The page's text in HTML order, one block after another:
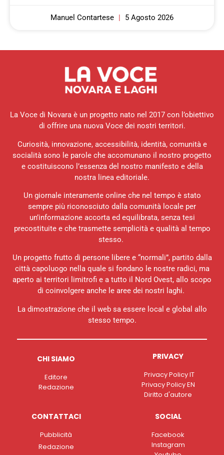
Manuel Contartese 5 Agosto 2026
La Voce di Novara è un progetto nato nel 2017 con l’obiettivo
di offrire una nuova Voce dei nostri territori.
Curiosità, innovazione, accessibilità, identità, comunità e
socialità sono le parole che accomunano il nostro progetto
e costituiscono l’essenza del nostro manifesto e della
nostra linea editoriale.
Un giornale interamente online che nel tempo è stato
sempre più riconosciuto dalla comunità locale per
un’informazione accorta ed equilibrata, senza tesi
precostituite e che trasmette semplicità e qualità al tempo
stesso.
Un progetto frutto di persone libere e “normali”, partito dalla
città capoluogo nella quale si fondano le nostre radici, ma
aperto ai territori limitrofi e a tutto il Nord Ovest, allo scopo
di coinvolgere anche le aree dei nostri laghi.
La dimostrazione che il web sa essere local e global allo
stesso tempo.
CHI SIAMO
Editore
Redazione
PRIVACY
Privacy Policy IT
Privacy Policy EN
Diritto d'autore
CONTATTACI
Pubblicità
Redazione
SOCIAL
Facebook
Instagram